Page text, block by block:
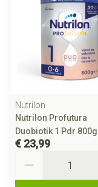
Nutrilon
Nutrilon Profutura
Duobiotik 1 Pdr 800g
€ 23,99